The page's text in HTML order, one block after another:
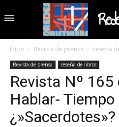
Inicio Revista de prensa reseña
Revista de prensa reseña de libros
Revista Nº 165
Hablar-
¿»Sacerdotes»?